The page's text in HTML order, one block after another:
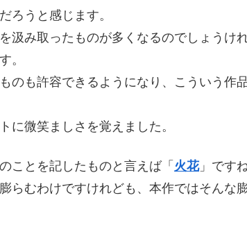
ろうと感じます。
汲み取ったものが多くなるのでしょうけ
。
のも許容できるようになり、こういう作
に微笑ましさを覚えました。
ことを記したものと言えば「 火花」ですね
らむわけですけれども、本作ではそんな